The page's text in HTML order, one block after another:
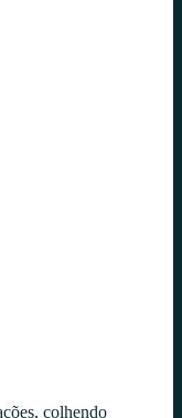
colhendo